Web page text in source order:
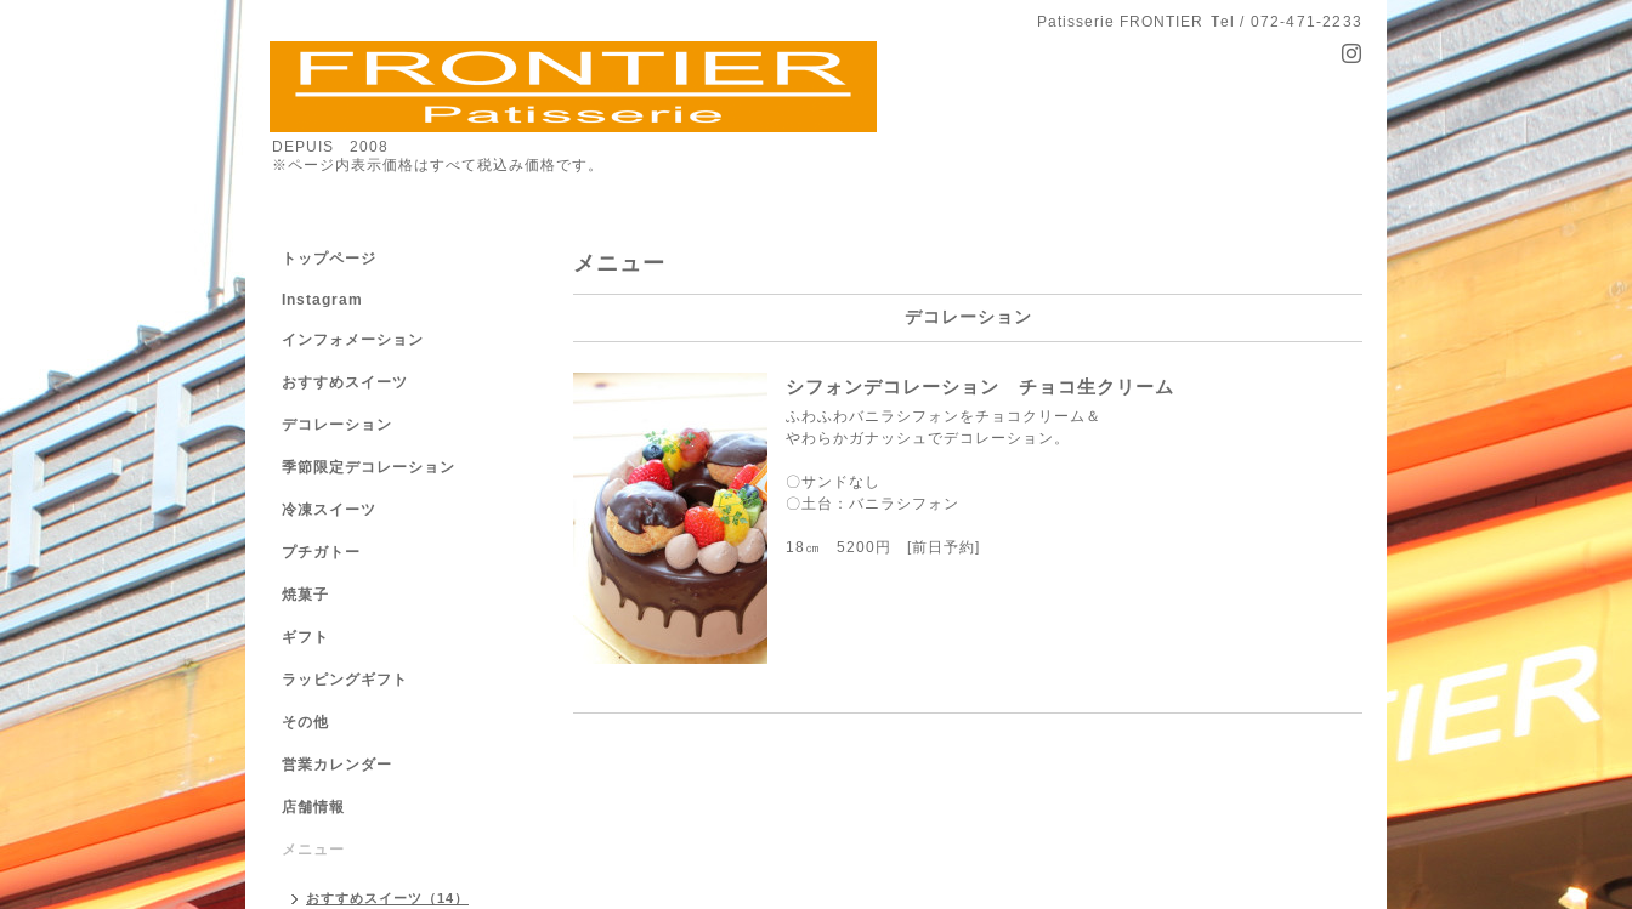
Patisserie FRONTIER Tel / 072-471-2233
DEPUIS 2008
※ページ内表示価格はすべて税込み価格です。
メニュー
デコレーション
シフォンデコレーション チョコ生クリーム
ふわふわバニラシフォンをチョコクリーム＆
やわらかガナッシュでデコレーション。
〇サンドなし
〇土台：バニラシフォン
18㎝ 5200円 [前日予約]
トップページ
Instagram
インフォメーション
おすすめスイーツ
デコレーション
季節限定デコレーション
冷凍スイーツ
プチガトー
焼菓子
ギフト
ラッピングギフト
その他
営業カレンダー
店舗情報
メニュー
おすすめスイーツ（14）